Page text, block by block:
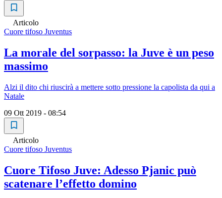
Articolo
Cuore tifoso Juventus
La morale del sorpasso: la Juve è un peso
massimo
Alzi il dito chi riuscirà a mettere sotto pressione la capolista da qui a
Natale
09 Ott 2019 - 08:54
Articolo
Cuore tifoso Juventus
Cuore Tifoso Juve: Adesso Pjanic può
scatenare l’effetto domino